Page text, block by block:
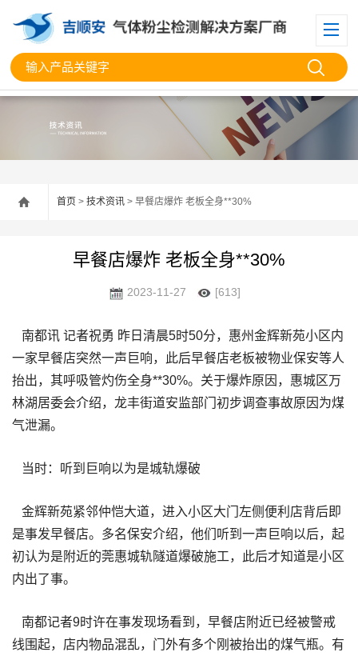
首页 > 技术资讯 > 早餐店爆炸 老板全身**30%
早餐店爆炸 老板全身**30%
2023-11-27 [613]
南都讯 记者祝勇 昨日清晨5时50分，惠州金辉新苑小区内
一家早餐店突然一声巨响，此后早餐店老板被物业保安等人
抬出，其呼吸管灼伤全身**30%。关于爆炸原因，惠城区万
林湖居委会介绍，龙丰街道安监部门初步调查事故原因为煤
气泄漏。
当时：听到巨响以为是城轨爆破
金辉新苑紧邻仲恺大道，进入小区大门左侧便利店背后即
是事发早餐店。多名保安介绍，他们听到一声巨响以后，起
初认为是附近的莞惠城轨隧道爆破施工，此后才知道是小区
内出了事。
南都记者9时许在事发现场看到，早餐店附近已经被警戒
线围起，店内物品混乱，门外有多个刚被抬出的煤气瓶。有